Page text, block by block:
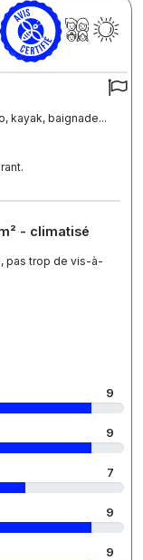
kayak, baignade...
- climatisé
pas trop de vis-à-
9
9
7
9
9